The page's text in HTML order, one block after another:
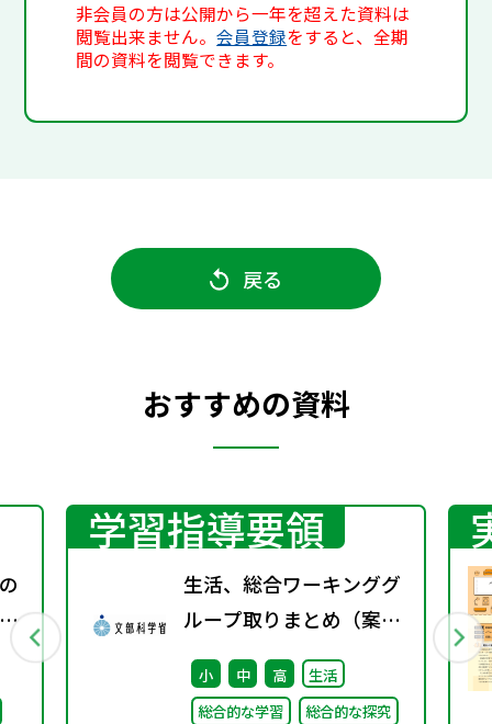
非会員の方は公開から一年を超えた資料は
閲覧出来ません。会員登録をすると、全期
間の資料を閲覧できます。
戻る
おすすめの資料
学習指導要領
生活、総合ワーキンググ
ループ取りまとめ（案）
※会議後修正
小 中 高
生活
総合的な学習
総合的な探究